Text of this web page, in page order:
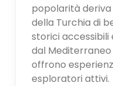
popolarità
della Turchia di
storici accessibili
dal
offrono
esploratori attivi.